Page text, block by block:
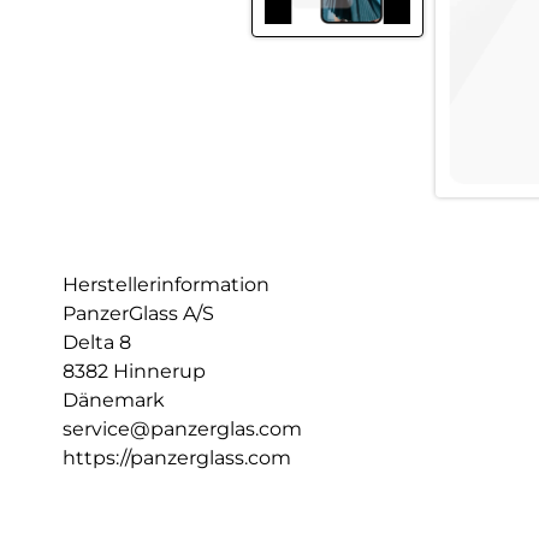
Herstellerinformation
PanzerGlass A/S
Delta 8
8382 Hinnerup
Dänemark
service@panzerglas.com
https://panzerglass.com